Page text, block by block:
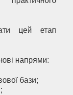
цей етап
напрями:
бази;